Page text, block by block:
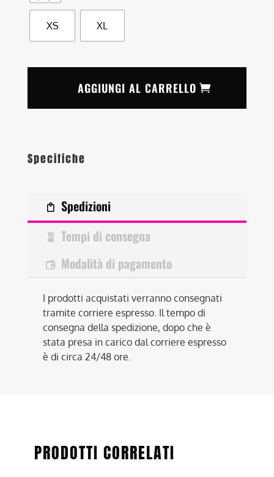
XS XL
AGGIUNGI AL CARRELLO
Specifiche
Spedizioni
Tempi di consegna
Modalità di pagamento
I prodotti acquistati verranno consegnati
tramite corriere espresso. Il tempo di
consegna della spedizione, dopo che è
stata presa in carico dal corriere espresso
è di circa 24/48 ore.
PRODOTTI CORRELATI